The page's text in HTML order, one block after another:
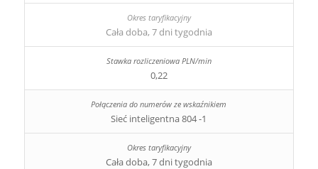
Cała doba, 7 dni tygodnia
0,22
Sieć inteligentna 804 -1
Cała doba, 7 dni tygodnia